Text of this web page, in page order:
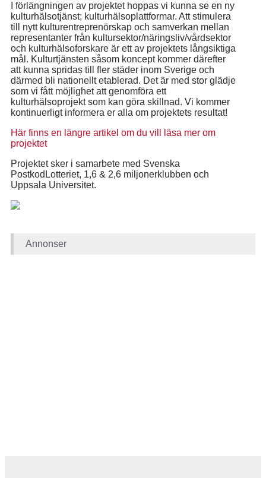
I förlängningen av projektet hoppas vi kunna se en ny
kulturhälsotjänst; kulturhälsoplattformar. Att stimulera
till nytt kulturentreprenörskap och samverkan mellan
representanter från kultursektor/näringsliv/vårdsektor
och kulturhälsoforskare är ett av projektets långsiktiga
mål. Kulturtjänsten såsom koncept kommer därefter
att kunna spridas till fler städer inom Sverige och
därmed bli nationellt etablerad. Det är med stor glädje
som vi fått möjlighet att genomföra ett
kulturhälsoprojekt som kan göra skillnad. Vi kommer
kontinuerligt informera er alla om projektets resultat!
Här finns en längre artikel om du vill läsa mer om
projektet
Projektet sker i samarbete med Svenska
PostkodLotteriet, 1,6 & 2,6 miljonerklubben och
Uppsala Universitet.
Annonser